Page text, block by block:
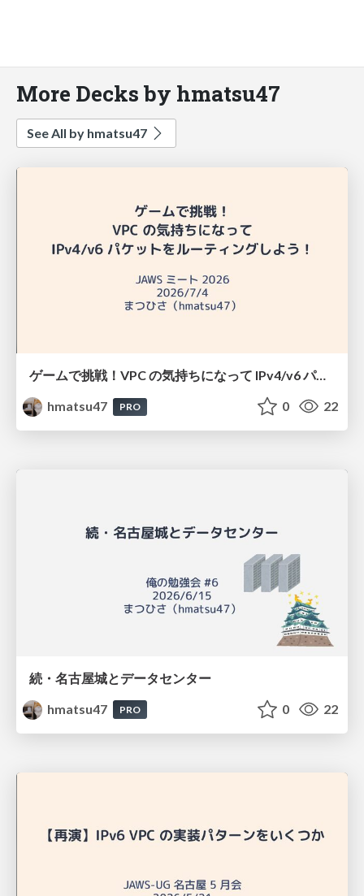
More Decks by hmatsu47
See All by hmatsu47
ゲームで挑戦！VPC の気持ちになって IPv4/v6 パケットをルーティングしよう！
hmatsu47
PRO 0 22
続・名古屋城とデータセンター
hmatsu47
PRO 0 22